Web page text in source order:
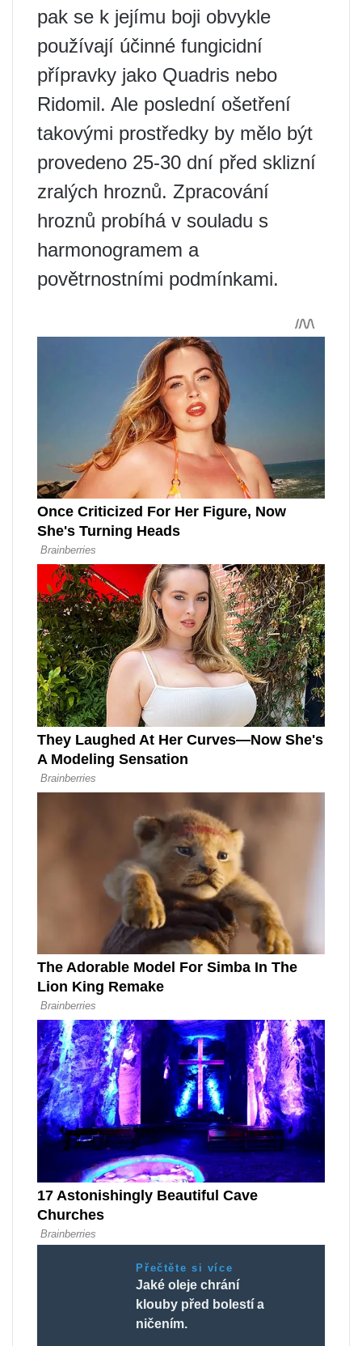
pak se k jejímu boji obvykle
používají účinné fungicidní
přípravky jako Quadris nebo
Ridomil. Ale poslední ošetření
takovými prostředky by mělo být
provedeno 25-30 dní před sklizní
zralých hroznů. Zpracování
hroznů probíhá v souladu s
harmonogramem a
povětrnostními podmínkami.
Přečtěte si více
Jaké oleje chrání
klouby před bolestí a
ničením.